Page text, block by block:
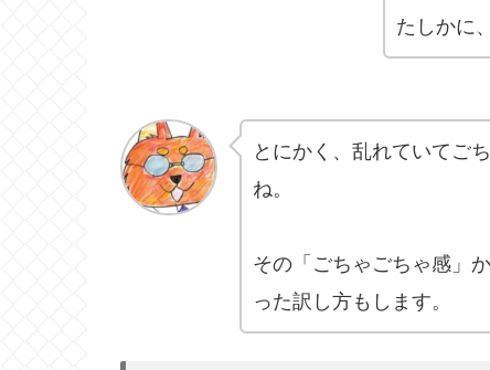
たしかに
とにかく、乱れていてご
ね。
その「ごちゃごちゃ感」
った訳し方もします。